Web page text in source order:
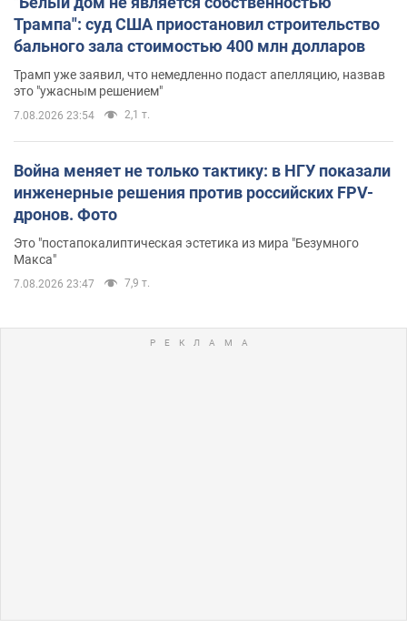
Трампа": суд США приостановил строительство
бального зала стоимостью 400 млн долларов
Трамп уже заявил, что немедленно подаст апелляцию, назвав
это "ужасным решением"
7.08.2026 23:54 2,1 т.
Война меняет не только тактику: в НГУ показали
инженерные решения против российских FPV-
дронов. Фото
Это "постапокалиптическая эстетика из мира "Безумного
Макса"
7.08.2026 23:47 7,9 т.